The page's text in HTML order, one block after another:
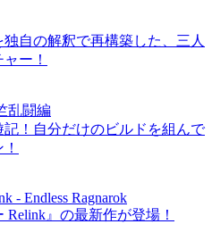
自の解釈で再構築した、三人
ー！
乱闘編
！自分だけのビルドを組んで
- Endless Ragnarok
Relink』の最新作が登場！